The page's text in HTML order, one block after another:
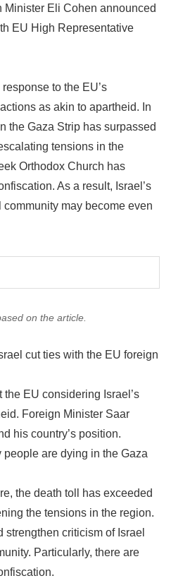
Minister Eli Cohen announced
EU High Representative
to the EU’s
as akin to apartheid. In
the Gaza Strip has surpassed
tensions in the
Orthodox Church has
As a result, Israel’s
may become even
on the article.
cut ties with the EU foreign
the EU considering Israel’s
Foreign Minister Saar
his country’s position.
people are dying in the Gaza
the death toll has exceeded
the tensions in the region.
strengthen criticism of Israel
Particularly, there are